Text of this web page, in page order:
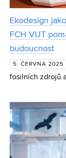
Ekodesign
FCH VUT
budoucnost
5. ČERVNA 2025
fosilních zdrojů